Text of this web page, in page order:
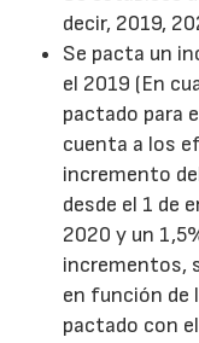
decir, 2019,
Se pacta un
el 2019 (En
pactado para
cuenta a los
incremento
desde el 1 de
2020 y un
incrementos,
en función de
pactado con